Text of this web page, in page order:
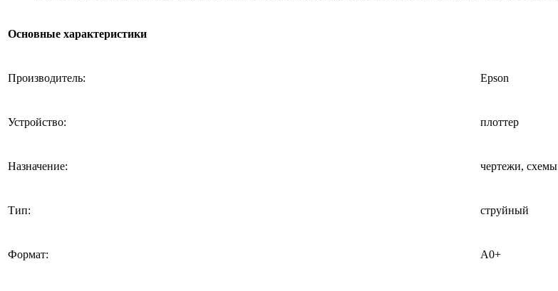
Основные характеристики
Производитель: Epson
Устройство: плоттер
Назначение: чертежи, схемы
Тип: струйный
Формат: А0+